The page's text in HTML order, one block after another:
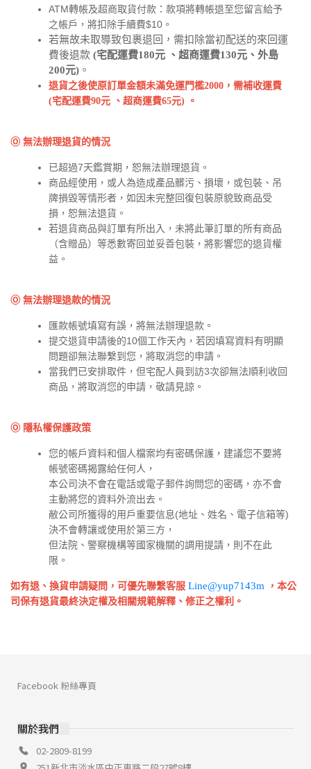
ATM轉帳及超商取貨付款：款項將轉帳退至您留言給予
之帳戶，將扣除手續費$10。
若無故未取導致包裹退回，需扣除當初配送的來回運
費後退款 (宅配運費180元 、超商運費130元、外島
200元) 。
退貨之後使原訂單金額未滿免運門檻2000，需補收運費
(宅配運費90元 、超商運費65元)
。
Ⓞ 無法辦理退貨的情況
已超過7天鑑賞期，恕無法辦理退貨。
商品經使用，或人為造成產品髒污、損壞，或包裝、吊
牌損毀等情形者，如因未完整回復包裝原貌致商品受
損，恕無法退貨。
若退貨商品與訂單有所出入，未將此筆訂單的所有商品
（含贈品）等悉數寄回並妥善包裝，將影響您的退貨權
益。
Ⓞ 無法辦理退款的情況
匯款帳號填寫有誤，將無法辦理退款。
提交退貨申請後的10個工作天內，若因填寫資料有明顯
問題卻無法聯繫到您，將取消您的申請。
當我們已安排取件，但宅配人員到訪3次卻無法順利收回
商品，將取消您的申請，敬請見諒。
Ⓞ 隱私權保護政策
您的帳戶資料和個人檔案均有密碼保護，建議您不要將
帳號密碼揭露給任何人，
本公司決不會在電話或電子郵件詢問您的密碼，亦不會
主動將您的資料外流出去。
敝公司所獲得的用戶重要信息(地址、姓名、電子信箱等)
決不會轉讓或使用於第三方，
但法院、警察機構等國家機關的調用提請，則不在此
限。
如有退、換貨申請疑問，可優先聯繫客服 Line@yup7143m
，本公
司保有退貨最終決定權及相關規範解釋、修正之權利。
關於我們
02-2809-8199
Facebook 粉絲專頁